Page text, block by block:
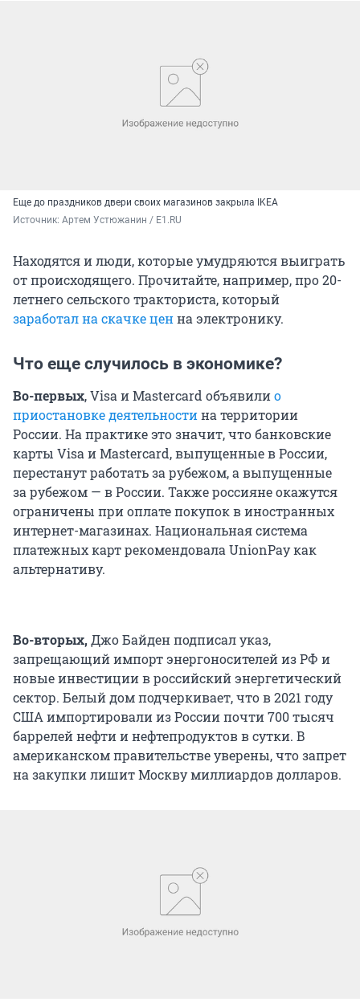
Еще до праздников двери своих магазинов закрыла IKEA
Источник: Артем Устюжанин / E1.RU
Находятся и люди, которые умудряются выиграть
от происходящего. Прочитайте, например, про 20-
летнего сельского тракториста, который
заработал на скачке ценна электронику.
Что еще случилось в экономике?
Во-первых, Visa и Mastercard объявилио
приостановке деятельностина территории
России. На практике это значит, что банковские
карты Visa и Mastercard, выпущенные в России,
перестанут работать за рубежом, а выпущенные
за рубежом — в России. Также россияне окажутся
ограничены при оплате покупок в иностранных
интернет-магазинах. Национальная система
платежных карт рекомендовала UnionPay как
альтернативу.
Во-вторых,Джо Байден подписал указ,
запрещающий импорт энергоносителей из РФ и
новые инвестиции в российский энергетический
сектор. Белый дом подчеркивает, что в 2021 году
США импортировали из России почти 700 тысяч
баррелей нефти и нефтепродуктов в сутки. В
американском правительстве уверены, что запрет
на закупки лишит Москву миллиардов долларов.